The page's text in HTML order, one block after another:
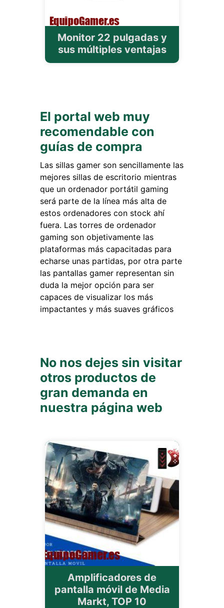
Monitor 22 pulgadas y
sus múltiples ventajas
El portal web muy
recomendable con
guías de compra
Las sillas gamer son sencillamente las
mejores sillas de escritorio mientras
que un ordenador portátil gaming
será parte de la línea más alta de
estos ordenadores con stock ahí
fuera. Las torres de ordenador
gaming son objetivamente las
plataformas más capacitadas para
echarse unas partidas, por otra parte
las pantallas gamer representan sin
duda la mejor opción para ser
capaces de visualizar los más
impactantes y más suaves gráficos
No nos dejes sin visitar
otros productos de
gran demanda en
nuestra página web
Amplificadores de
pantalla móvil de Media
Markt, TOP 10